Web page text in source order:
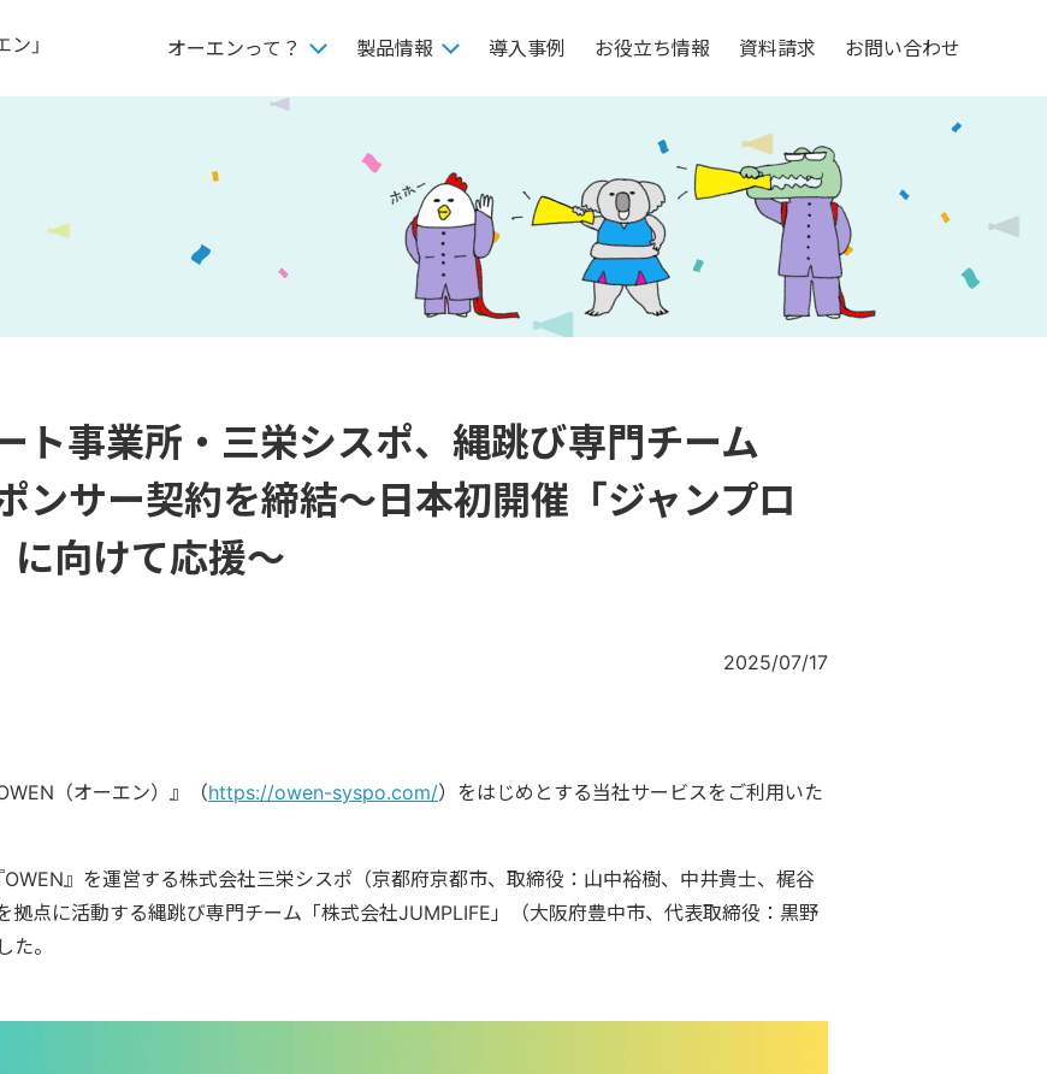
オーエンって？ 製品情報 導入事例 お役立ち情報 資料請求 お問い合わせ
ト事業所・三栄シスポ、縄跳び専門チーム
ンサー契約を締結〜日本初開催「ジャンプロ
向けて応援〜
2025/07/17
（オーエン）』（https://owen-syspo.com/）をはじめとする当社サービスをご利用いた
』を運営する株式会社三栄シスポ（京都府京都市、取締役：山中裕樹、中井貴士、梶谷
拠点に活動する縄跳び専門チーム「株式会社JUMPLIFE」（大阪府豊中市、代表取締役：黒野
。